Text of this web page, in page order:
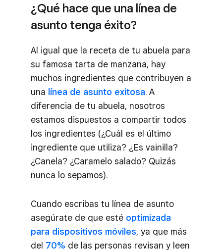
¿Qué hace que una línea de
asunto tenga éxito?
Al igual que la receta de tu abuela para
su famosa tarta de manzana, hay
muchos ingredientes que contribuyen a
una línea de asunto exitosa. A
diferencia de tu abuela, nosotros
estamos dispuestos a compartir todos
los ingredientes (¿Cuál es el último
ingrediente que utiliza? ¿Es vainilla?
¿Canela? ¿Caramelo salado? Quizás
nunca lo sepamos).
Cuando escribas tu línea de asunto
asegúrate de que esté optimizada
para dispositivos móviles, ya que más
del 70% de las personas revisan y leen